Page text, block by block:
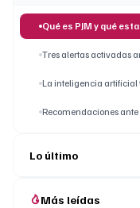
Qué es PJM y qué
Tres alertas activadas
La inteligencia artificial
Recomendaciones
Lo último
Más leídas